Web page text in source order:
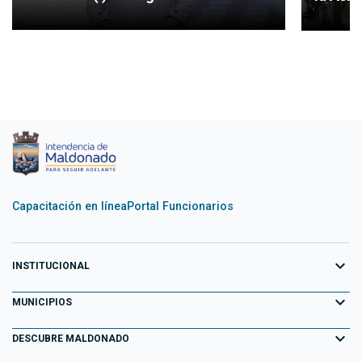
Capacitación en líneaPortal Funcionarios
INSTITUCIONAL expand_more
Equipo de Gobierno
Primeros 100 días
MUNICIPIOS expand_more
Aiguá
DESCUBRE MALDONADO expand_more